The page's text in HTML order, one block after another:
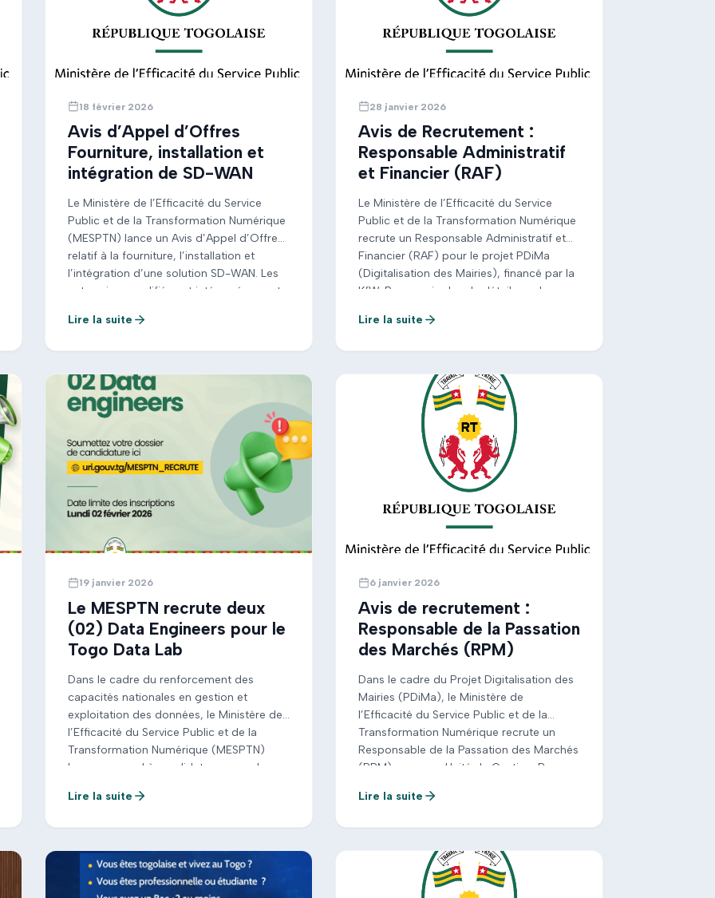
18 février 2026
Avis d’Appel d’Offres
Fourniture, installation et
intégration de SD-WAN
Le Ministère de l’Efficacité du Service
Public et de la Transformation Numérique
(MESPTN) lance un Avis d’Appel d’Offres
relatif à la fourniture, l’installation et
l’intégration d’une solution SD-WAN. Les
entreprises qualifiées et intéressées sont
d’offres et à soumettre leur proposition
Lire la suite
28 janvier 2026
Avis de Recrutement :
Responsable Administratif
et Financier (RAF)
Le Ministère de l’Efficacité du Service
Public et de la Transformation Numérique
recrute un Responsable Administratif et
Financier (RAF) pour le projet PDiMa
(Digitalisation des Mairies), financé par la
KfW. Pour avoir plus de détails sur les
veuillez télécharger l’Avis complet ci-joint
Lire la suite
19 janvier 2026
Le MESPTN recrute deux
(02) Data Engineers pour le
Togo Data Lab
Dans le cadre du renforcement des
capacités nationales en gestion et
exploitation des données, le Ministère de
l’Efficacité du Service Public et de la
Transformation Numérique (MESPTN)
lance un appel à candidatures pour le
Ces experts rejoindront le Togo Data Lab
Lire la suite
6 janvier 2026
Avis de recrutement :
Responsable de la Passation
des Marchés (RPM)
Dans le cadre du Projet Digitalisation des
Mairies (PDiMa), le Ministère de
l’Efficacité du Service Public et de la
Transformation Numérique recrute un
Responsable de la Passation des Marchés
(RPM) pour son Unité de Gestion. Pour
document ci-après :
Lire la suite